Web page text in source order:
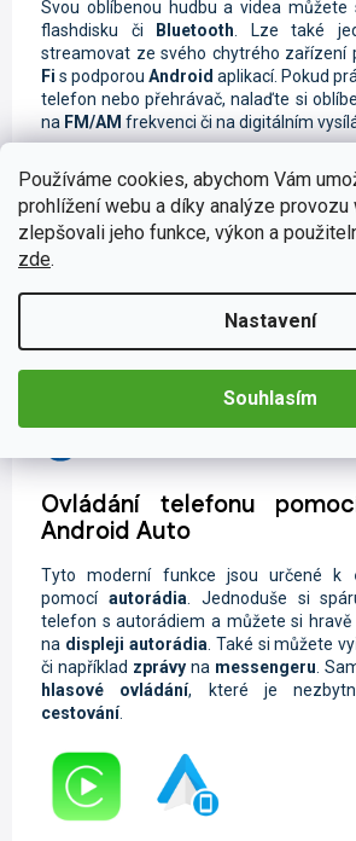
Používáme cookies, abychom Vám
prohlížení webu a díky analýze provozu
zlepšovali jeho funkce, výkon a
zde.
Nastavení
Souhlasím
Svou oblíbenou hudbu a videa můžete
flashdisku či Bluetooth . Lze také
streamovat ze svého chytrého zařízení
Fi s podporou Android aplikací. Pokud
telefon nebo přehrávač, nalaďte si
na FM/AM frekvenci či na digitálním
Bezpečné telefonování za
bezpečně
Vaší cesty. Součástí je takéhlasové
nepostradatelné při bezpečné jízdě.
Ovládání telefonu
Android Auto
Tyto moderní funkce jsou určené k
pomocíautorádia . Jednoduše si
telefon s autorádiem a můžete si hravě
na displeji autorádia . Také si můžete
či například zprávy na messengeru .
hlasové ovládání, které je
cestování.